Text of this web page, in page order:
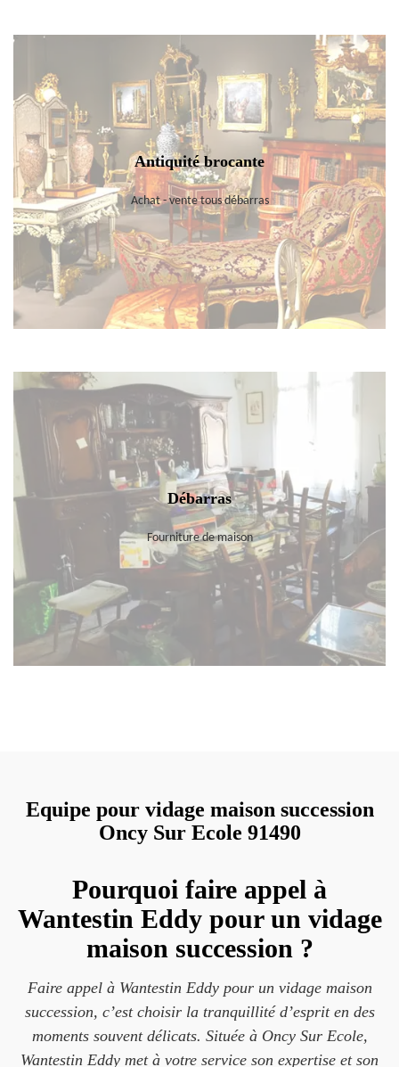
Antiquité brocante
Achat - vente tous débarras
Débarras
Fourniture de maison
Equipe pour vidage maison succession
Oncy Sur Ecole 91490
Pourquoi faire appel à
Wantestin Eddy pour un vidage
maison succession ?
Faire appel à Wantestin Eddy pour un vidage maison
succession, c’est choisir la tranquillité d’esprit en des
moments souvent délicats. Située à Oncy Sur Ecole,
Wantestin Eddy met à votre service son expertise et son